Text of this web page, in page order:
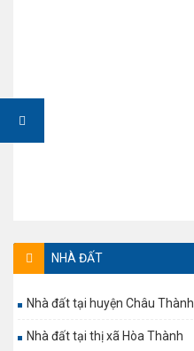
NHÀ ĐẤT
Nhà đất tại huyện Châu Thành
Nhà đất tại thị xã Hòa Thành